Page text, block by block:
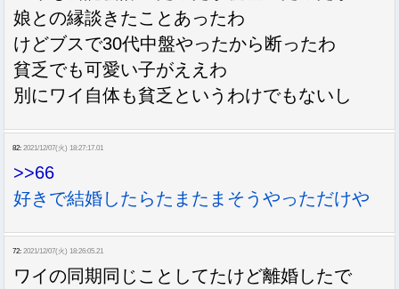
娘との縁談きたことあったわ
けどブスで30代中盤やったから断ったわ
貧乏でも可愛い子がええわ
別にワイ自体も貧乏というわけでもないし
82: 2021/12/07(火) 18:27:17.01
>>66
好きで結婚したらたまたまそうやっただけや
72: 2021/12/07(火) 18:26:05.21
ワイの同期同じことしてたけど離婚したで